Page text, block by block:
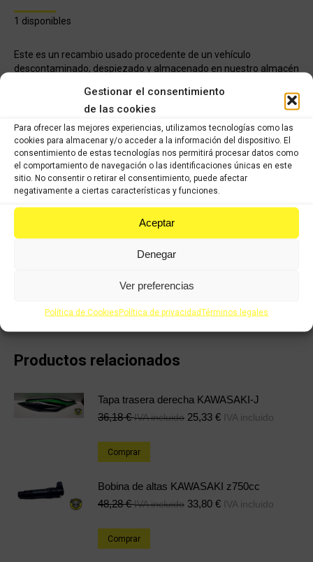
Gestionar el consentimiento
de las cookies
Para ofrecer las mejores experiencias, utilizamos tecnologías como las
cookies para almacenar y/o acceder a la información del dispositivo. El
consentimiento de estas tecnologías nos permitirá procesar datos como
el comportamiento de navegación o las identificaciones únicas en este
sitio. No consentir o retirar el consentimiento, puede afectar
negativamente a ciertas características y funciones.
Aceptar
Denegar
Ver preferencias
Política de CookiesPolítica de privacidadTérminos legales
1 disponibles
Este es un recambio usado procedente de un vehículo
descontaminado, despiezado y almacenado en nuestro almacén
posible. Todos los recambios han pasado nuestro control de
calidad, han sido verificados y seleccionados 1 a 1 por nuestros
operarios para servir un producto con garantía
COMPRAR
(2009 - 2012)
X
on
Facebook
Share
on
Pinterest
Share
on
LinkedIn
Productos relacionados
Tapa trasera derecha KAWASAKI-J
36,18€ IVA incluido 25,33 € IVA incluido
Comprar
Bobina de altas KAWASAKI z750cc
48,28€ IVA incluido 33,80 € IVA incluido
Comprar